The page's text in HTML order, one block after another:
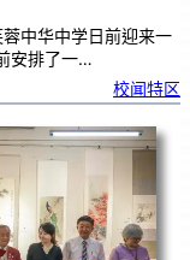
中华中学日前迎来一
安排了一…
校闻特区